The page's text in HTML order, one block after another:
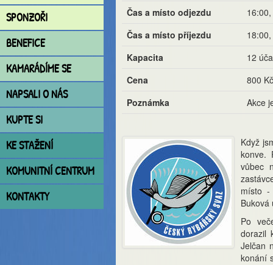
SPONZOŘI
BENEFICE
KAMARÁDÍME SE
NAPSALI O NÁS
KUPTE SI
KE STAŽENÍ
KOMUNITNÍ CENTRUM
KONTAKTY
Čas a místo odjezdu
Čas a místo příjezdu
Kapacita
12
Cena
800 Kč
Poznámka
Akce
Když
konve.
vůbec
místo -
Buková
Po
dorazil
Jelčan
konání